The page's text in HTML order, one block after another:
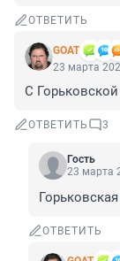
ОТВЕТИТЬ
GOAT
23 марта
С
ОТВЕТИТЬ 3
Гость
23 марта
ОТВЕТИТЬ